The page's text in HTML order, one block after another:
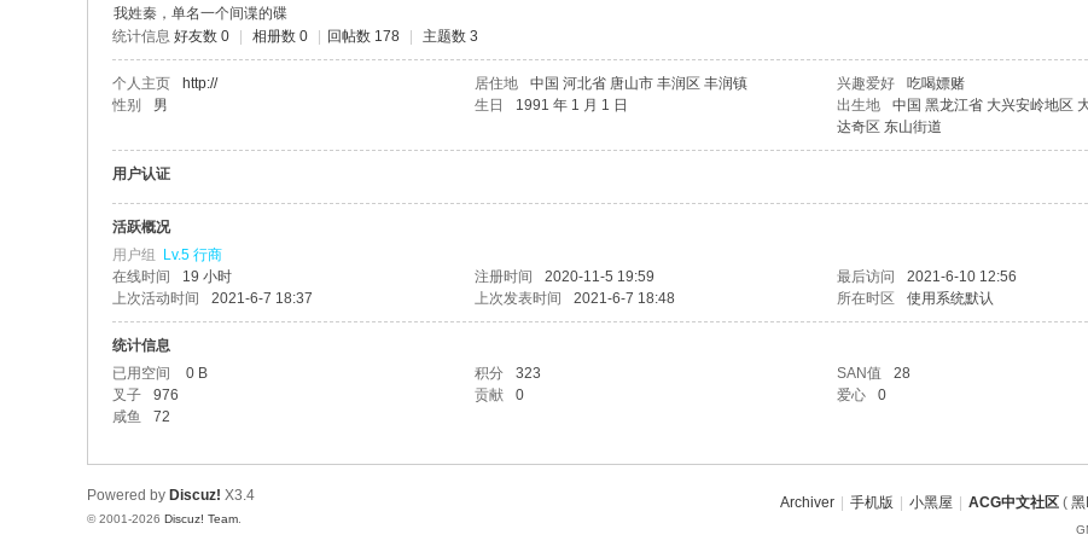
我姓秦，单名一个间谍的碟
统计信息 好友数 0 相册数 0 回帖数 178 主题数 3
个人主页 http:// 居住地 中国 河北省 唐山市 丰润区 丰润镇 兴趣爱好
吃喝嫖赌
性别
男 生日 1991 年 1 月 1 日 出生地
中国 黑龙江省 大兴安岭地区
达奇区 东山街道
用户认证
活跃概况
用户组
Lv.5 行商
在线时间
19 小时 注册时间 2020-11-5 19:59 最后访问
2021-6-10 12:56
上次活动时间
2021-6-7 18:37 上次发表时间 2021-6-7 18:48 所在时区 使用系统默认
统计信息
已用空间
0 B 积分 323 SAN值
28
叉子
976 贡献 0 爱心
0
咸鱼
72
Archiver 手机版 小黑屋 ACG中文社区 (
Powered by Discuz! X3.4
© 2001-2026 Discuz! Team